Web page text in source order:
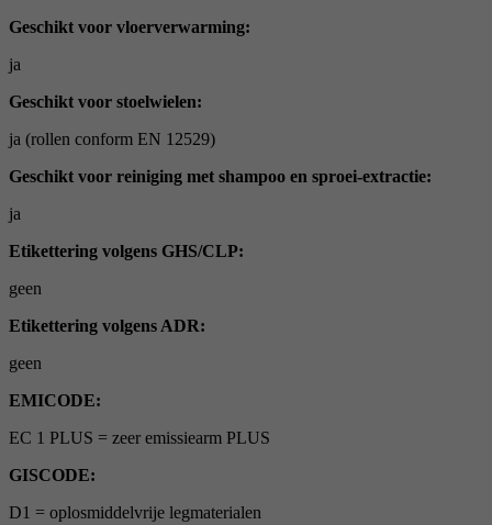
Geschikt voor vloerverwarming:
ja
Geschikt voor stoelwielen:
ja (rollen conform EN 12529)
Geschikt voor reiniging met shampoo en sproei-extractie:
ja
Etikettering volgens GHS/CLP:
geen
Etikettering volgens ADR:
geen
EMICODE:
EC 1 PLUS = zeer emissiearm PLUS
GISCODE:
D1 = oplosmiddelvrije legmaterialen